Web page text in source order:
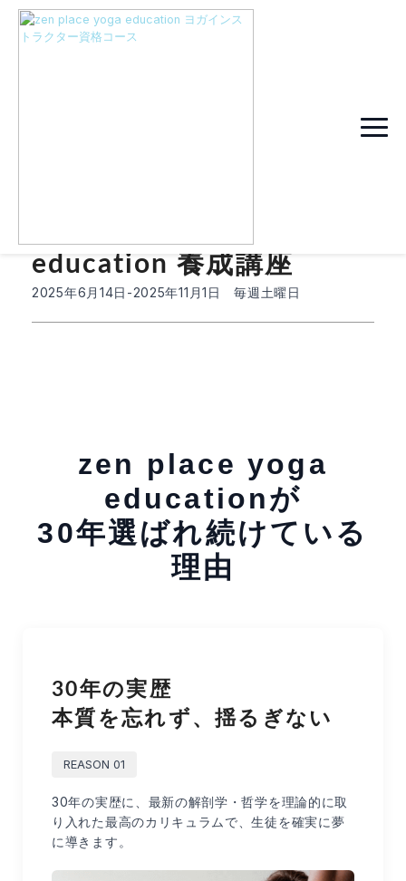
education 養成講座
2025年6月14日-2025年11月1日 毎週土曜日
zen place yoga
educationが
30年選ばれ続けている
理由
30年の実歴
本質を忘れず、揺るぎない
REASON 01
30年の実歴に、最新の解剖学・哲学を理論的に取
り入れた最高のカリキュラムで、生徒を確実に夢
に導きます。